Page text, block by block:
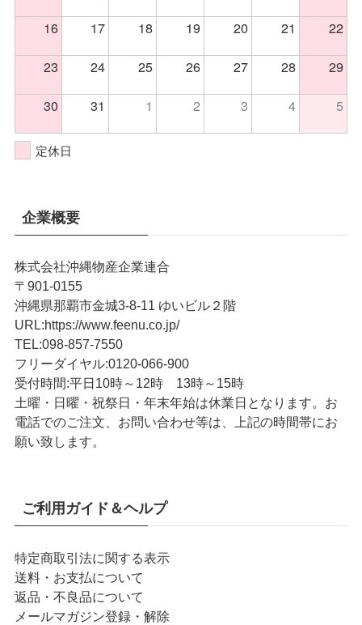
16
17 18 19 20 21
22
23
24 25 26 27 28
29
30
31 1 2 3 4 5
定休日
企業概要
株式会社沖縄物産企業連合
〒901-0155
沖縄県那覇市金城3-8-11 ゆいビル２階
URL:https://www.feenu.co.jp/
TEL:098-857-7550
フリーダイヤル:0120-066-900
受付時間:平日10時～12時 13時～15時
土曜・日曜・祝祭日・年末年始は休業日となります。お
電話でのご注文、お問い合わせ等は、上記の時間帯にお
願い致します。
ご利用ガイド＆ヘルプ
特定商取引法に関する表示
送料・お支払について
返品・不良品について
メールマガジン登録・解除